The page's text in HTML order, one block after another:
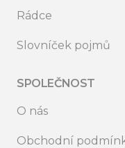
Rádce
Slovníček pojmů
SPOLEČNOST
O nás
Obchodní